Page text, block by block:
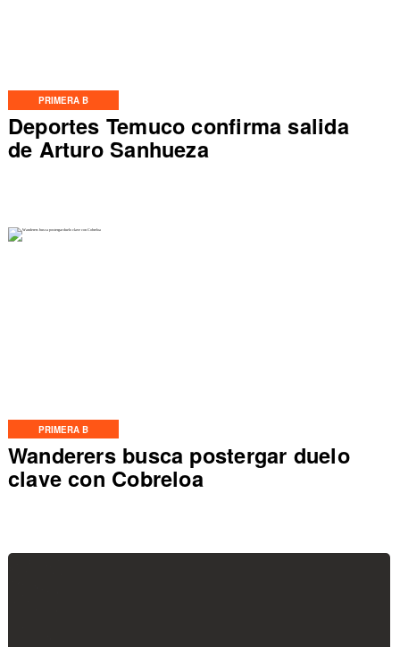
PRIMERA B
Deportes Temuco confirma salida
de Arturo Sanhueza
PRIMERA B
Wanderers busca postergar duelo
clave con Cobreloa